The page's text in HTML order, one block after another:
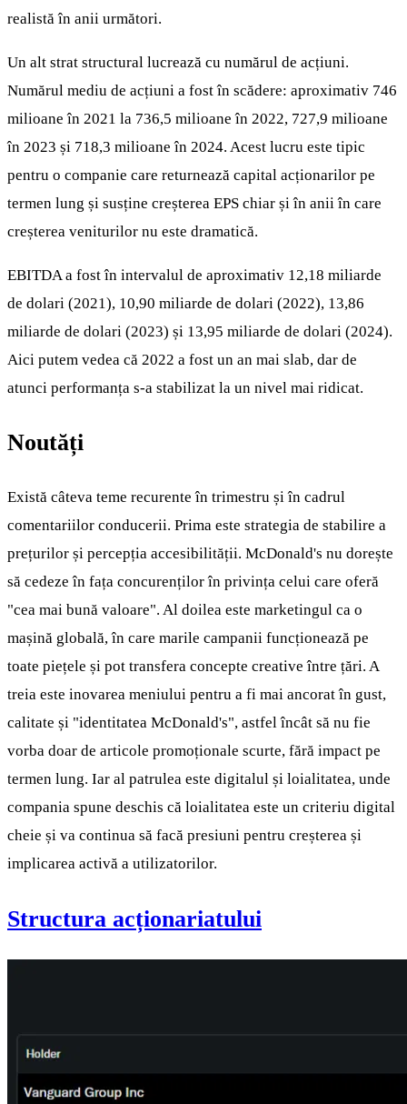
realistă în anii următori.
Un alt strat structural lucrează cu numărul de acțiuni.
Numărul mediu de acțiuni a fost în scădere: aproximativ 746
milioane în 2021 la 736,5 milioane în 2022, 727,9 milioane
în 2023 și 718,3 milioane în 2024. Acest lucru este tipic
pentru o companie care returnează capital acționarilor pe
termen lung și susține creșterea EPS chiar și în anii în care
creșterea veniturilor nu este dramatică.
EBITDA a fost în intervalul de aproximativ 12,18 miliarde
de dolari (2021), 10,90 miliarde de dolari (2022), 13,86
miliarde de dolari (2023) și 13,95 miliarde de dolari (2024).
Aici putem vedea că 2022 a fost un an mai slab, dar de
atunci performanța s-a stabilizat la un nivel mai ridicat.
Noutăți
Există câteva teme recurente în trimestru și în cadrul
comentariilor conducerii. Prima este strategia de stabilire a
prețurilor și percepția accesibilității. McDonald's nu dorește
să cedeze în fața concurenților în privința celui care oferă
"cea mai bună valoare". Al doilea este marketingul ca o
mașină globală, în care marile campanii funcționează pe
toate piețele și pot transfera concepte creative între țări. A
treia este inovarea meniului pentru a fi mai ancorat în gust,
calitate și "identitatea McDonald's", astfel încât să nu fie
vorba doar de articole promoționale scurte, fără impact pe
termen lung. Iar al patrulea este digitalul și loialitatea, unde
compania spune deschis că loialitatea este un criteriu digital
cheie și va continua să facă presiuni pentru creșterea și
implicarea activă a utilizatorilor.
Structura acționariatului